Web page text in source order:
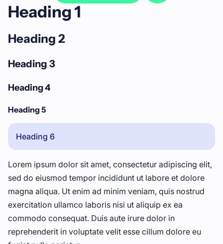
Heading 1
Heading 2
Heading 3
Heading 4
Heading 5
Heading 6
Lorem ipsum dolor sit amet, consectetur adipiscing elit,
sed do eiusmod tempor incididunt ut labore et dolore
magna aliqua. Ut enim ad minim veniam, quis nostrud
exercitation ullamco laboris nisi ut aliquip ex ea
commodo consequat. Duis aute irure dolor in
reprehenderit in voluptate velit esse cillum dolore eu